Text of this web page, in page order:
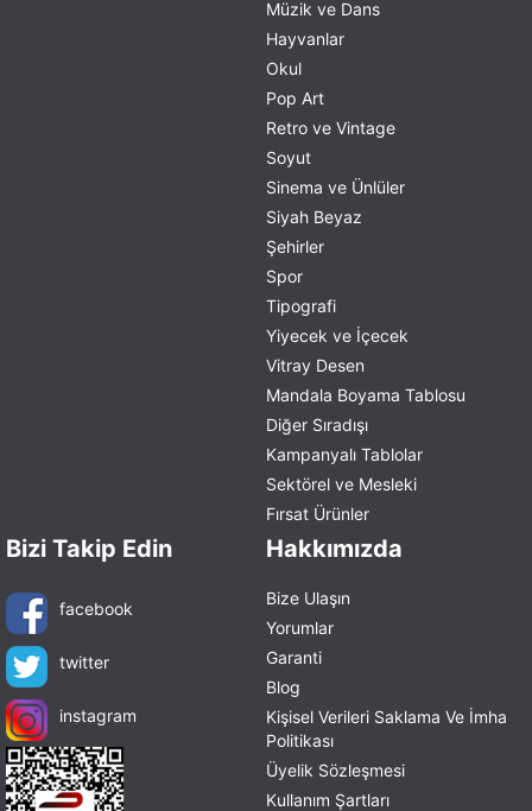
Müzik ve Dans
Hayvanlar
Okul
Pop Art
Retro ve Vintage
Soyut
Sinema ve Ünlüler
Siyah Beyaz
Şehirler
Spor
Tipografi
Yiyecek ve İçecek
Vitray Desen
Mandala Boyama Tablosu
Diğer Sıradışı
Kampanyalı Tablolar
Sektörel ve Mesleki
Fırsat Ürünler
Bizi Takip Edin
facebook
twitter
instagram
Hakkımızda
Bize Ulaşın
Yorumlar
Garanti
Blog
Kişisel Verileri Saklama Ve İmha
Politikası
Üyelik Sözleşmesi
Kullanım Şartları